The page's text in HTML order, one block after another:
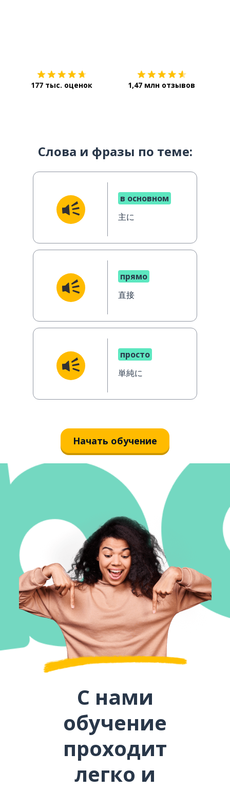
177 тыс. оценок 1,47 млн отзывов
Слова и фразы по теме:
в основном
主に
прямо
直接
просто
単純に
Начать обучение
С нами
обучение
проходит
легко и